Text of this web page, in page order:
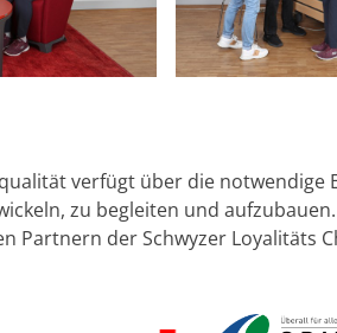
verfügt über die notwendige
zu begleiten und
Partnern der Schwyzer Loyalitäts